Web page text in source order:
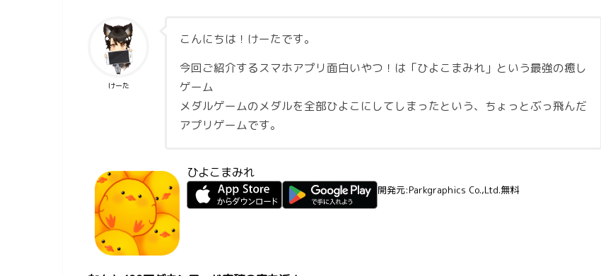
けーた
こんにちは！けーたです。
今回ご紹介するスマホアプリ面白いやつ！は「ひよこまみれ」という最強の癒し
ゲーム
メダルゲームのメダルを全部ひよこにしてしまったという、ちょっとぶっ飛んだ
アプリゲームです。
ひよこまみれ
開発元:Parkgraphics Co.,Ltd.無料